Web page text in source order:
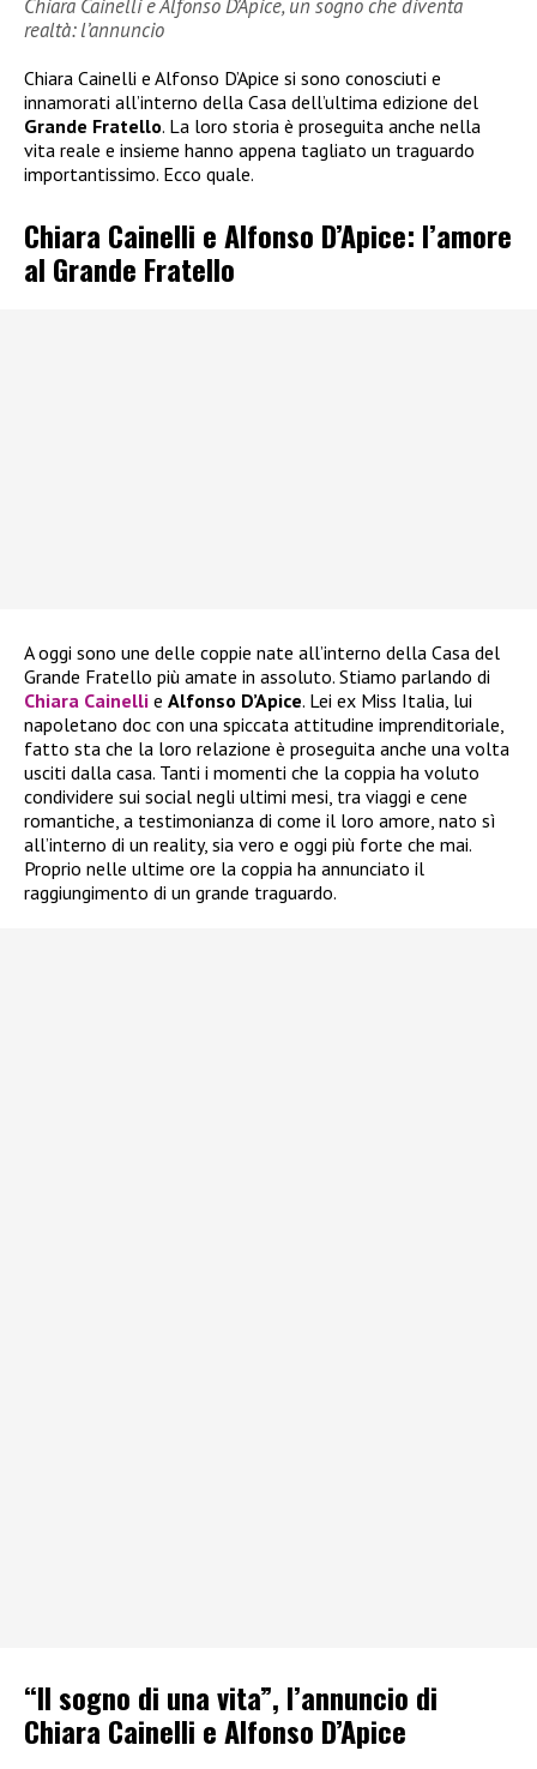
Chiara Cainelli e Alfonso D’Apice, un sogno che diventa
realtà: l’annuncio
Chiara Cainelli e Alfonso D’Apice si sono conosciuti e
innamorati all’interno della Casa dell’ultima edizione del
Grande Fratello. La loro storia è proseguita anche nella
vita reale e insieme hanno appena tagliato un traguardo
importantissimo. Ecco quale.
Chiara Cainelli e Alfonso D’Apice: l’amore
al Grande Fratello
A oggi sono une delle coppie nate all’interno della Casa del
Grande Fratello più amate in assoluto. Stiamo parlando di
Chiara Cainelli e Alfonso D’Apice. Lei ex Miss Italia, lui
napoletano doc con una spiccata attitudine imprenditoriale,
fatto sta che la loro relazione è proseguita anche una volta
usciti dalla casa. Tanti i momenti che la coppia ha voluto
condividere sui social negli ultimi mesi, tra viaggi e cene
romantiche, a testimonianza di come il loro amore, nato sì
all’interno di un reality, sia vero e oggi più forte che mai.
Proprio nelle ultime ore la coppia ha annunciato il
raggiungimento di un grande traguardo.
“Il sogno di una vita”, l’annuncio di
Chiara Cainelli e Alfonso D’Apice